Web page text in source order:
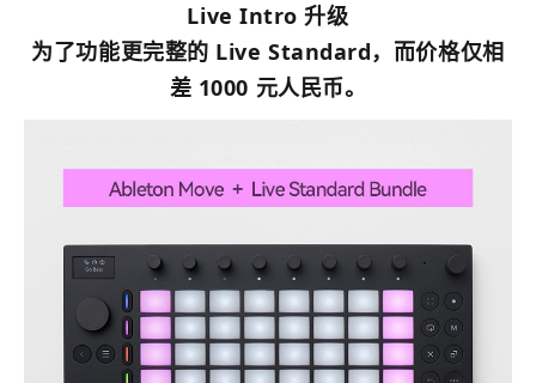
Live Intro 升级
为了功能更完整的 Live Standard，而价格仅相
差 1000 元人民币。